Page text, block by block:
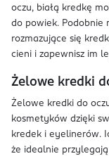
oczu, białą kredkę
do powiek. Podobnie
rozmazujące się
cieni i zapewnisz im
Żelowe kredki
Żelowe kredki do
kosmetyków dzięki
kredek i eyelinerów.
że idealnie